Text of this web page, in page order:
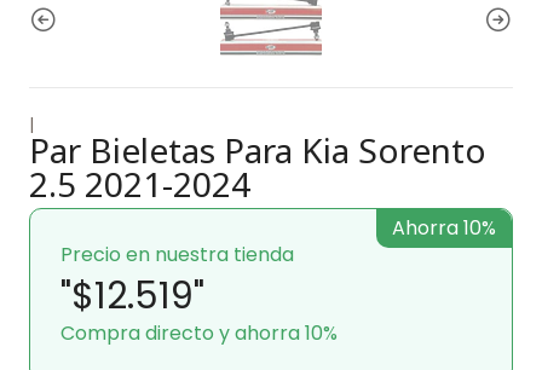
|
Par Bieletas Para Kia Sorento
2.5 2021-2024
Precio en nuestra tienda
"$12.519"
Compra directo y ahorra 10%
Ahorra 10%